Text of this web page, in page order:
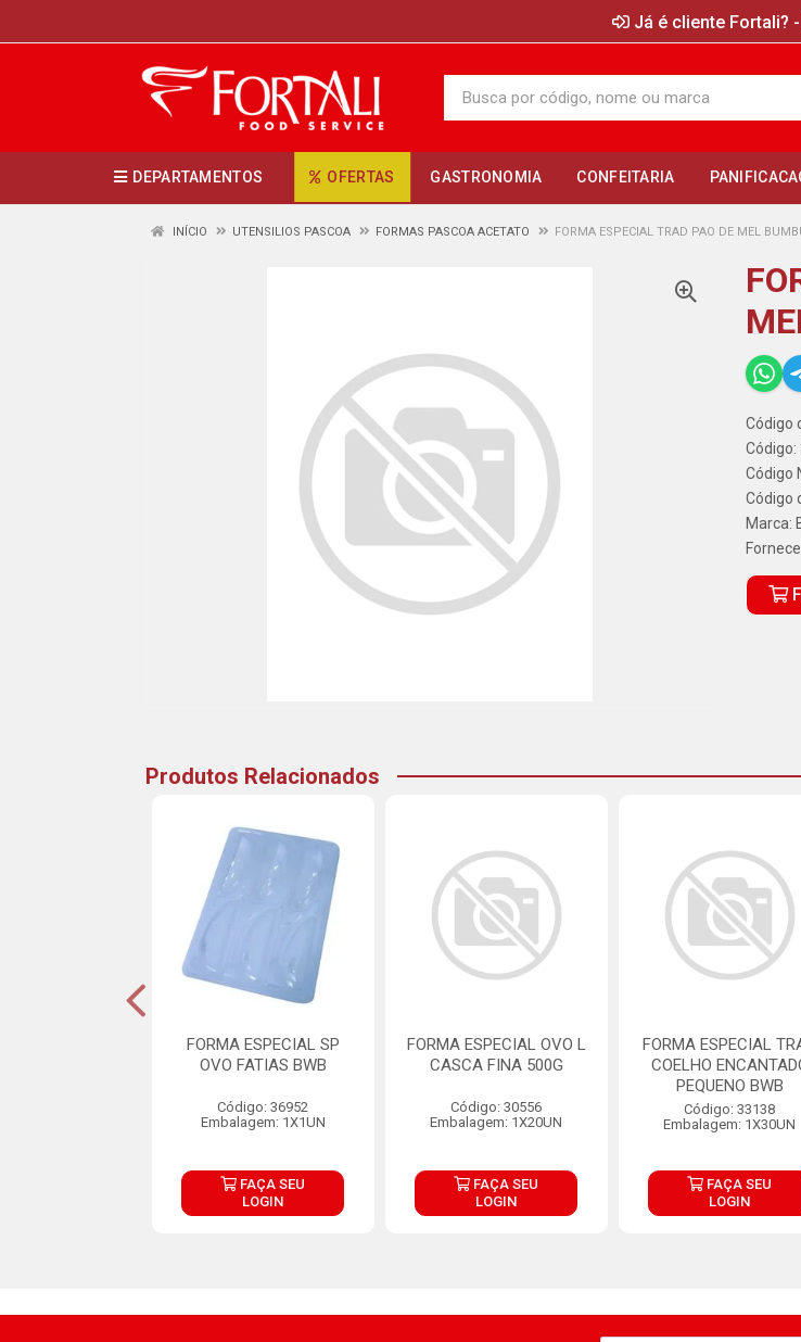
Já é cliente Fortali?
DEPARTAMENTOS OFERTAS GASTRONOMIA CONFEITARIA
INÍCIO UTENSILIOS PASCOA FORMAS PASCOA ACETATO FORMA ESPECIAL TRAD PAO DE MEL
Código
Código:
Código
Código
Marca:
Produtos Relacionados
FORMA ESPECIAL SP
OVO FATIAS BWB
Código: 36952
Embalagem: 1X1UN
FAÇA SEU
LOGIN
FORMA ESPECIAL OVO L
CASCA FINA 500G
Código: 30556
Embalagem: 1X20UN
FAÇA SEU
LOGIN
FORMA ESPECIAL
COELHO
PEQUENO BWB
Código: 33138
Embalagem: 1X30UN
FAÇA SEU
LOGIN